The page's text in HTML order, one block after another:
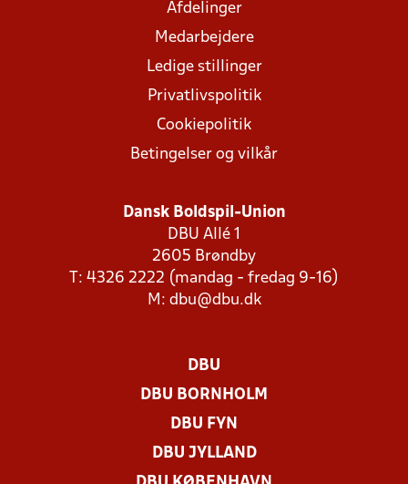
Afdelinger
Medarbejdere
Ledige stillinger
Privatlivspolitik
Cookiepolitik
Betingelser og vilkår
Dansk Boldspil-Union
DBU Allé 1
2605 Brøndby
T: 4326 2222 (mandag - fredag 9-16)
M: dbu@dbu.dk
DBU
DBU BORNHOLM
DBU FYN
DBU JYLLAND